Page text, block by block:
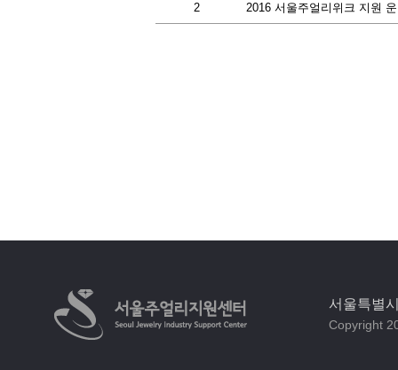
2 2016 서울주얼리위크 지원
서울특별
Copyright